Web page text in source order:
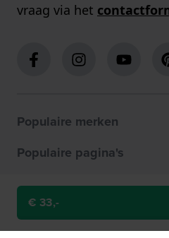
€ 33,-
vraag via het
Populaire merken
Populaire pagina's
Klantenservice
Over ons